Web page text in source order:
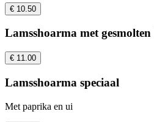
€ 10.50
Lamsshoarma met gesmolten
€ 11.00
Lamsshoarma speciaal
Met paprika en ui